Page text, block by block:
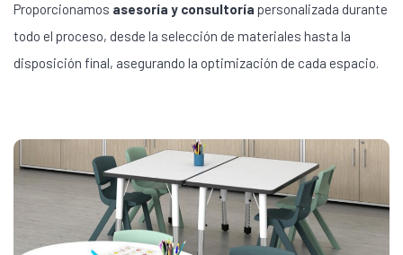
Proporcionamos asesoría y consultoría personalizada durante
todo el proceso, desde la selección de materiales hasta la
disposición final, asegurando la optimización de cada espacio.